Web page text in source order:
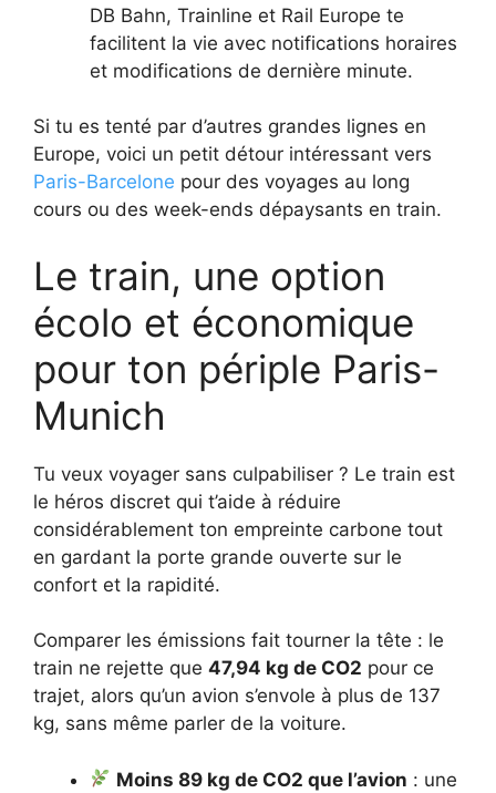
DB Bahn, Trainline et Rail Europe te
facilitent la vie avec notifications horaires
et modifications de dernière minute.
Si tu es tenté par d’autres grandes lignes en
Europe, voici un petit détour intéressant vers
Paris-Barcelone pour des voyages au long
cours ou des week-ends dépaysants en train.
Le train, une option
écolo et économique
pour ton périple Paris-
Munich
Tu veux voyager sans culpabiliser ? Le train est
le héros discret qui t’aide à réduire
considérablement ton empreinte carbone tout
en gardant la porte grande ouverte sur le
confort et la rapidité.
Comparer les émissions fait tourner la tête : le
train ne rejette que 47,94 kg de CO2 pour ce
trajet, alors qu’un avion s’envole à plus de 137
kg, sans même parler de la voiture.
Moins 89 kg de CO2 que l’avion : une